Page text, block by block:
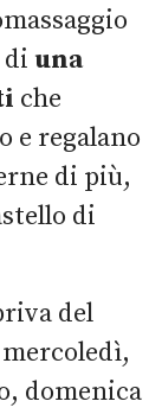
di una
che
e regalano
di più,
di
del
domenica